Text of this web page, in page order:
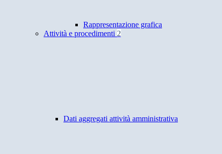
Rappresentazione grafica
Attività e procedimenti 2
Dati aggregati attività amministrativa